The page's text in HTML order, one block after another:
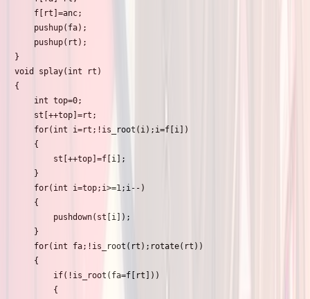
    f[rt]=anc;
    pushup(fa);
    pushup(rt);
}
void splay(int rt)
{
    int top=0;
    st[++top]=rt;
    for(int i=rt;!is_root(i);i=f[i])
    {
        st[++top]=f[i];
    }
    for(int i=top;i>=1;i--)
    {
        pushdown(st[i]);
    }
    for(int fa;!is_root(rt);rotate(rt))
    {
        if(!is_root(fa=f[rt]))
        {